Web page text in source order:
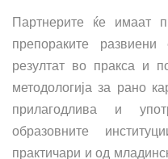
Партнерите ќе имаат
препораките
резултат во пракса и
методологија за рано
прилагодлива и
образовните
практичари и од